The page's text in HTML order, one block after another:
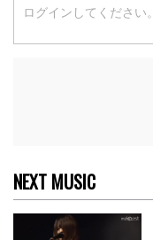
NEXT MUSIC